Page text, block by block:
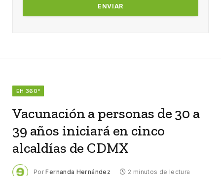
EH 360°
Vacunación a personas de 30 a
39 años iniciará en cinco
alcaldías de CDMX
Por Fernanda Hernández 2 minutos de lectura